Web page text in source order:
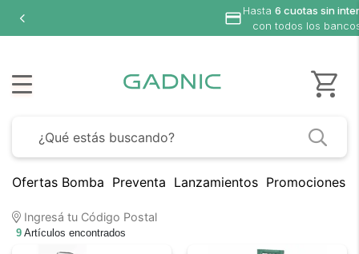
Hasta 6 cuotas sin
con todos los
Ofertas Bomba Preventa Lanzamientos Promociones
Ingresá tu Código Postal
9 Artículos encontrados